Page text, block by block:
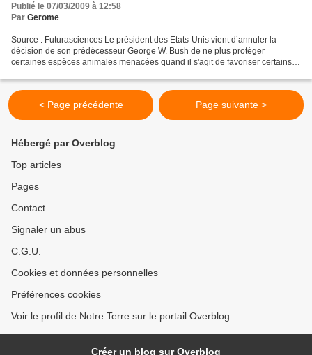
Publié le 07/03/2009 à 12:58
Par Gerome
Source : Futurasciences Le président des Etats-Unis vient d’annuler la
décision de son prédécesseur George W. Bush de ne plus protéger
certaines espèces animales menacées quand il s'agit de favoriser certains
< Page précédente Page suivante >
Hébergé par Overblog
Top articles
Pages
Contact
Signaler un abus
C.G.U.
Cookies et données personnelles
Préférences cookies
Voir le profil de Notre Terre sur le portail Overblog
Créer un blog sur Overblog